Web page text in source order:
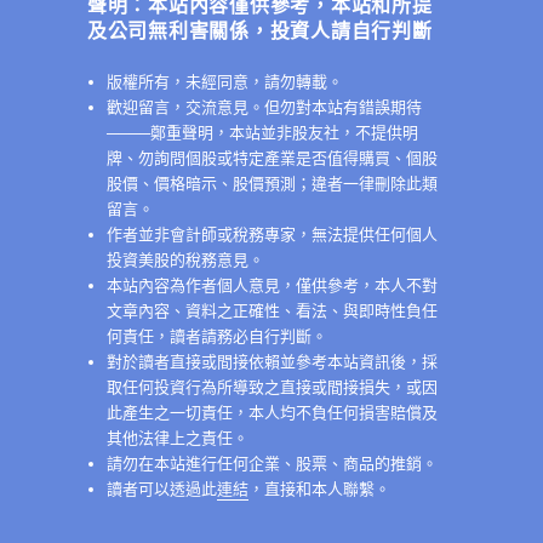
聲明：本站內容僅供參考，本站和所提
及公司無利害關係，投資人請自行判斷
版權所有，未經同意，請勿轉載。
歡迎留言，交流意見。但勿對本站有錯誤期待
────鄭重聲明，本站並非股友社，不提供明
牌、勿詢問個股或特定產業是否值得購買、個股
股價、價格暗示、股價預測；違者一律刪除此類
留言。
作者並非會計師或稅務專家，無法提供任何個人
投資美股的稅務意見。
本站內容為作者個人意見，僅供參考，本人不對
文章內容、資料之正確性、看法、與即時性負任
何責任，讀者請務必自行判斷。
對於讀者直接或間接依賴並參考本站資訊後，採
取任何投資行為所導致之直接或間接損失，或因
此產生之一切責任，本人均不負任何損害賠償及
其他法律上之責任。
請勿在本站進行任何企業、股票、商品的推銷。
讀者可以透過此連結 ，直接和本人聯繫。